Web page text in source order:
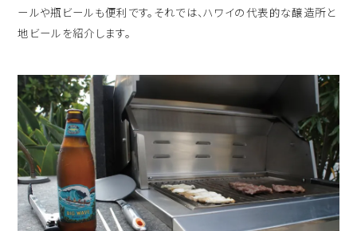
ールや瓶ビールも便利です。それでは、ハワイの代表的な醸造所と
地ビールを紹介します。